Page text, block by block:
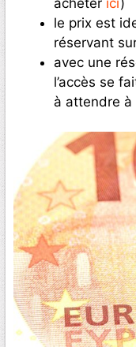
le prix est
réservant
avec une
l’accès se
à attendre